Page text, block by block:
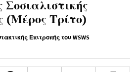
Τρίτο)
Επιτροπής του WSWS